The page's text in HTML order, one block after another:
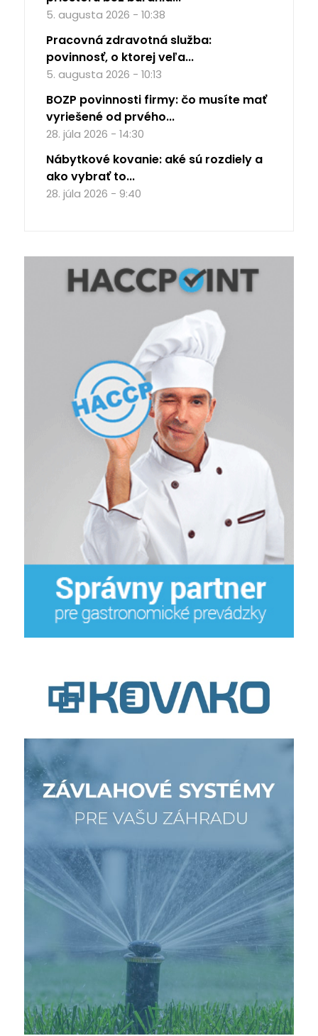
5. augusta 2026 - 10:38
Pracovná zdravotná služba:
povinnosť, o ktorej veľa...
5. augusta 2026 - 10:13
BOZP povinnosti firmy: čo musíte mať
vyriešené od prvého...
28. júla 2026 - 14:30
Nábytkové kovanie: aké sú rozdiely a
ako vybrať to...
28. júla 2026 - 9:40